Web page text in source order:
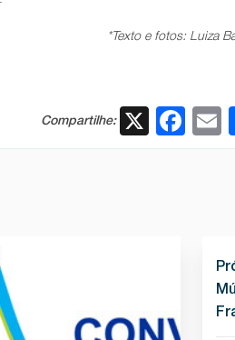
*Texto e fotos: Luiza
Compartilhe: X